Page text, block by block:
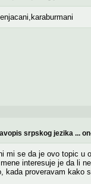
srpskog jezika ...
mi se da je ovo topic u
interesuje je da li
kada proveravam kako